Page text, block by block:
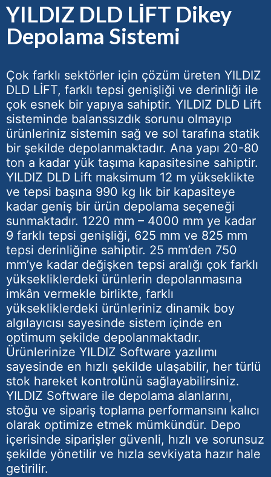
YILDIZ DLD LİFT Dikey
Depolama Sistemi
Çok farklı sektörler için çözüm üreten YILDIZ
DLD LİFT, farklı tepsi genişliği ve derinliği ile
çok esnek bir yapıya sahiptir. YILDIZ DLD Lift
sisteminde balanssızdık sorunu olmayıp
ürünleriniz sistemin sağ ve sol tarafına statik
bir şekilde depolanmaktadır. Ana yapı 20-80
ton a kadar yük taşıma kapasitesine sahiptir.
YILDIZ DLD Lift maksimum 12 m yükseklikte
ve tepsi başına 990 kg lık bir kapasiteye
kadar geniş bir ürün depolama seçeneği
sunmaktadır. 1220 mm – 4000 mm ye kadar
9 farklı tepsi genişliği, 625 mm ve 825 mm
tepsi derinliğine sahiptir. 25 mm’den 750
mm’ye kadar değişken tepsi aralığı çok farklı
yüksekliklerdeki ürünlerin depolanmasına
imkân vermekle birlikte, farklı
yüksekliklerdeki ürünleriniz dinamik boy
algılayıcısı sayesinde sistem içinde en
optimum şekilde depolanmaktadır.
Ürünlerinize YILDIZ Software yazılımı
sayesinde en hızlı şekilde ulaşabilir, her türlü
stok hareket kontrolünü sağlayabilirsiniz.
YILDIZ Software ile depolama alanlarını,
stoğu ve sipariş toplama performansını kalıcı
olarak optimize etmek mümkündür. Depo
içerisinde siparişler güvenli, hızlı ve sorunsuz
şekilde yönetilir ve hızla sevkiyata hazır hale
getirilir.